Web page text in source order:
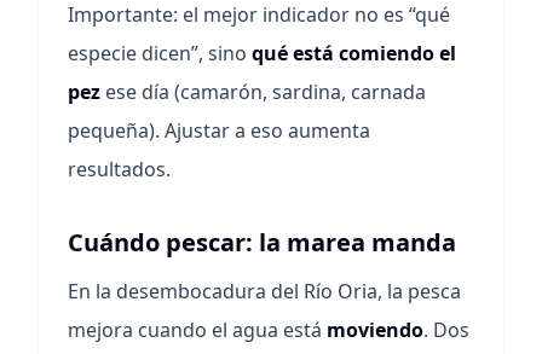
Importante: el mejor indicador no es “qué
especie dicen”, sino qué está comiendo el
pez ese día (camarón, sardina, carnada
pequeña). Ajustar a eso aumenta
resultados.
Cuándo pescar: la marea manda
En la desembocadura del Río Oria, la pesca
mejora cuando el agua está moviendo. Dos